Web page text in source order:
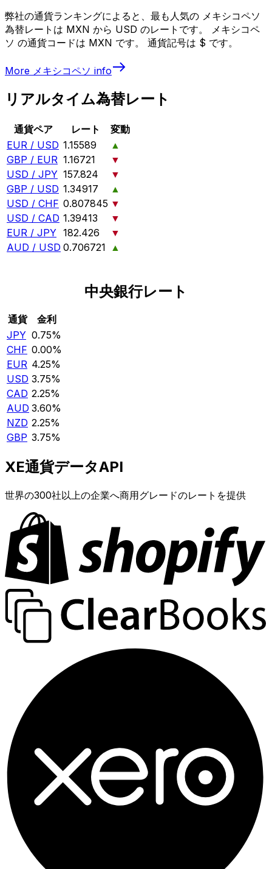
弊社の通貨ランキングによると、最も人気の メキシコペソ
為替レートは MXN から USD のレートです。 メキシコペ
ソ の通貨コードは MXN です。 通貨記号は $ です。
More メキシコペソ info
リアルタイム為替レート
通貨ペア レート
変動
EUR / USD 1.15589
▲
GBP / EUR 1.16721
▼
USD / JPY 157.824
▼
GBP / USD 1.34917
▲
USD / CHF 0.807845 ▼
USD / CAD 1.39413
▼
EUR / JPY 182.426
▼
AUD / USD 0.706721 ▲
中央銀行レート
通貨
金利
JPY 0.75%
CHF 0.00%
EUR 4.25%
USD 3.75%
CAD 2.25%
AUD 3.60%
NZD 2.25%
GBP 3.75%
XE通貨データAPI
世界の300社以上の企業へ商用グレードのレートを提供